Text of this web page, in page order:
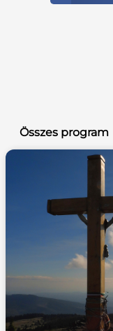
Összes program